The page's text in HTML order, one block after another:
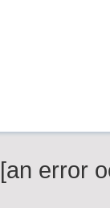
[an error